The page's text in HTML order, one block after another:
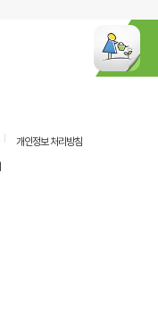
개인정보 처리방침